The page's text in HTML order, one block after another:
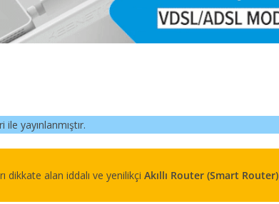
ile yayınlanmıştır.
dikkate alan iddalı ve yenilikçi Akıllı Router (Smart Router)